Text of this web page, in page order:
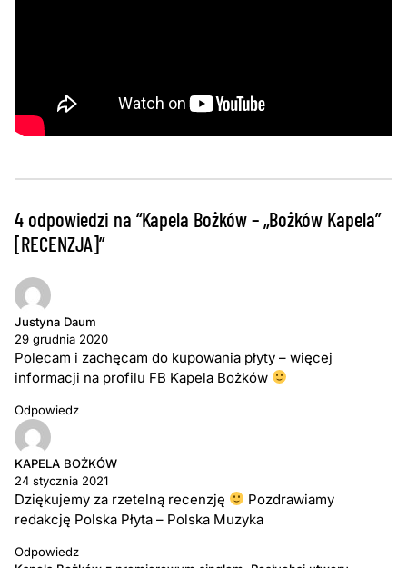
4 odpowiedzi na “Kapela Bożków – „Bożków Kapela”
[RECENZJA]”
Justyna Daum
29 grudnia 2020
Polecam i zachęcam do kupowania płyty – więcej
informacji na profilu FB Kapela Bożków
Odpowiedz
KAPELA BOŻKÓW
24 stycznia 2021
Dziękujemy za rzetelną recenzję
Pozdrawiamy
redakcję Polska Płyta – Polska Muzyka
Odpowiedz